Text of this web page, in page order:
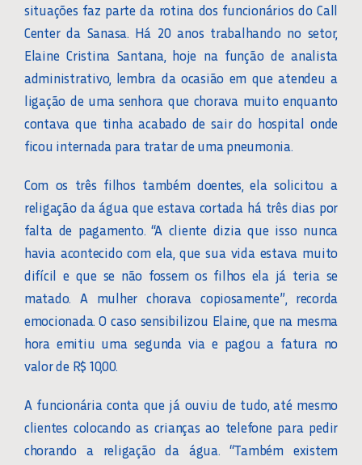
situações faz parte da rotina dos funcionários do Call
Center da Sanasa. Há 20 anos trabalhando no setor,
Elaine Cristina Santana, hoje na função de analista
administrativo, lembra da ocasião em que atendeu a
ligação de uma senhora que chorava muito enquanto
contava que tinha acabado de sair do hospital onde
ficou internada para tratar de uma pneumonia.
Com os três filhos também doentes, ela solicitou a
religação da água que estava cortada há três dias por
falta de pagamento. “A cliente dizia que isso nunca
havia acontecido com ela, que sua vida estava muito
difícil e que se não fossem os filhos ela já teria se
matado. A mulher chorava copiosamente”, recorda
emocionada. O caso sensibilizou Elaine, que na mesma
hora emitiu uma segunda via e pagou a fatura no
valor de R$ 10,00.
A funcionária conta que já ouviu de tudo, até mesmo
clientes colocando as crianças ao telefone para pedir
chorando a religação da água. “Também existem